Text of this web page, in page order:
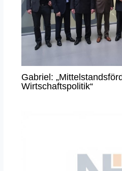
Gabriel:
Wirtschaftspolitik“